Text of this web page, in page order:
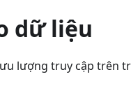
dữ liệu
lượng truy cập trên